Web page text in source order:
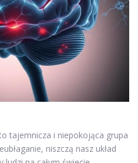
tajemnicza i niepokojąca grupa
niszczą nasz układ